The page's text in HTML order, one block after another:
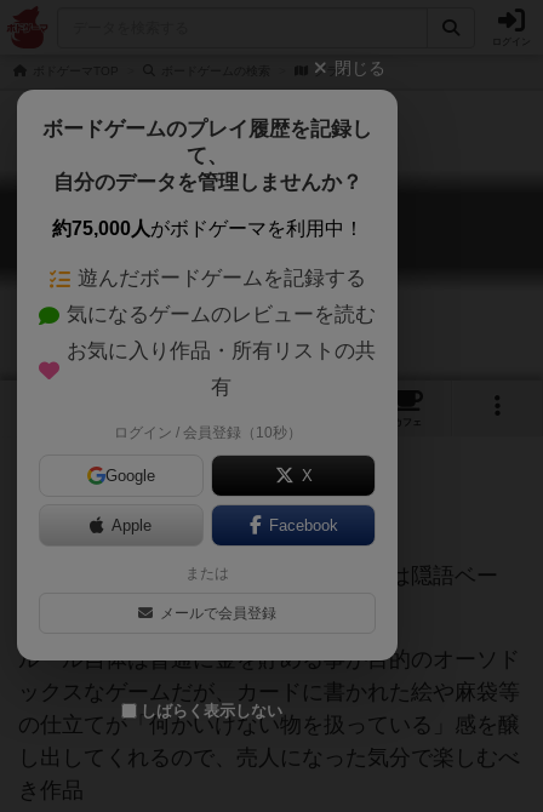
グラス
グラス
Grass
カフェ
麻薬がテーマのヤバいゲーム
テーマは麻薬取引だが、あくまでそれは隠語ベー
ルール自体は普通に金を貯める事が目的のオーソド
ックスなゲームだが、カードに書かれた絵や麻袋等
の仕立てが「何かいけない物を扱っている」感を醸
し出してくれるので、売人になった気分で楽しむべ
き作品
閉じる
ボードゲームのプレイ履歴を記録し
て、
自分のデータを管理しませんか？
約75,000人がボドゲーマを利用中！
遊んだボードゲームを記録する
気になるゲームのレビューを読む
お気に入り作品・所有リストの共
有
ログイン / 会員登録（10秒）
Google X
Apple Facebook
または
メールで会員登録
しばらく表示しない